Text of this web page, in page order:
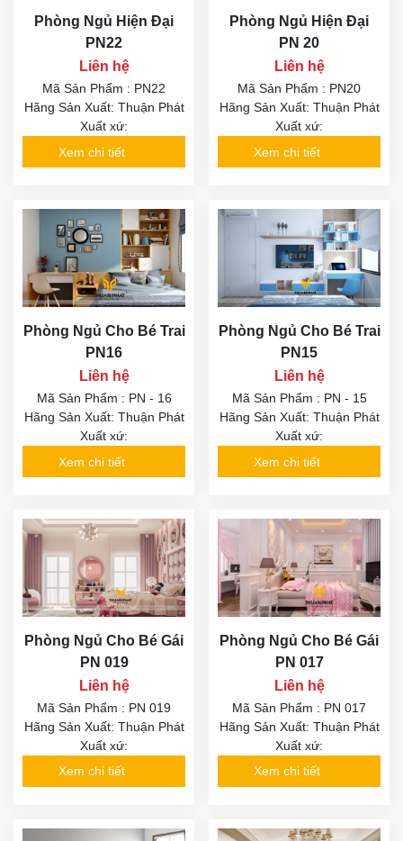
Phòng Ngủ Hiện Đại
PN22
Liên hệ
Mã Sản Phẩm : PN22
Hãng Sản Xuất: Thuận Phát
Xuất xứ:
Xem chi tiết
Phòng Ngủ Hiện Đại
PN 20
Liên hệ
Mã Sản Phẩm : PN20
Hãng Sản Xuất: Thuận Phát
Xuất xứ:
Xem chi tiết
Phòng Ngủ Cho Bé Trai
PN16
Liên hệ
Mã Sản Phẩm : PN - 16
Hãng Sản Xuất: Thuận Phát
Xuất xứ:
Xem chi tiết
Phòng Ngủ Cho Bé Trai
PN15
Liên hệ
Mã Sản Phẩm : PN - 15
Hãng Sản Xuất: Thuận Phát
Xuất xứ:
Xem chi tiết
Phòng Ngủ Cho Bé Gái
PN 019
Liên hệ
Mã Sản Phẩm : PN 019
Hãng Sản Xuất: Thuận Phát
Xuất xứ:
Xem chi tiết
Phòng Ngủ Cho Bé Gái
PN 017
Liên hệ
Mã Sản Phẩm : PN 017
Hãng Sản Xuất: Thuận Phát
Xuất xứ:
Xem chi tiết